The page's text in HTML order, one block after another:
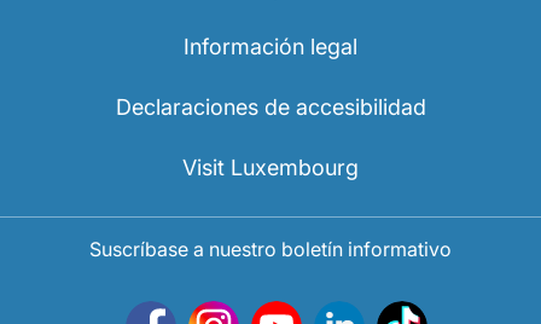
Información legal
Declaraciones de accesibilidad
Visit Luxembourg
Suscríbase a nuestro boletín informativo